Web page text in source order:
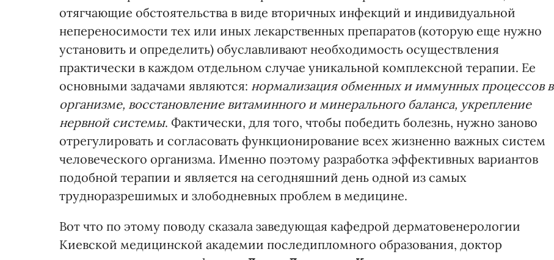
отягчающие обстоятельства в виде вторичных инфекций и индивидуальной
непереносимости тех или иных лекарственных препаратов (которую еще нужно
установить и определить) обуславливают необходимость осуществления
практически в каждом отдельном случае уникальной комплексной терапии. Ее
основными задачами являются: нормализация обменных и иммунных процессов в
организме, восстановление витаминного и минерального баланса, укрепление
нервной системы. Фактически, для того, чтобы победить болезнь, нужно заново
отрегулировать и согласовать функционирование всех жизненно важных систем
человеческого организма. Именно поэтому разработка эффективных вариантов
подобной терапии и является на сегодняшний день одной из самых
трудноразрешимых и злободневных проблем в медицине.
Вот что по этому поводу сказала заведующая кафедрой дерматовенерологии
Киевской медицинской академии последипломного образования, доктор